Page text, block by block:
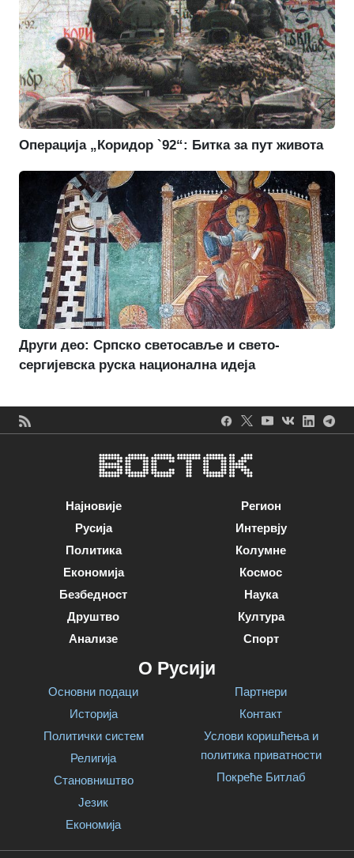
Операција „Коридор `92“: Битка за пут живота
Други део: Српско светосавље и свето-
сергијевска руска национална идеја
Најновије
Русија
Политика
Економија
Безбедност
Друштво
Анализе
Регион
Интервју
Колумне
Космос
Наука
Култура
Спорт
О Русији
Основни подаци
Историја
Политички систем
Религија
Становништво
Језик
Економија
Партнери
Контакт
Услови коришћења и
политика приватности
Покреће Битлаб